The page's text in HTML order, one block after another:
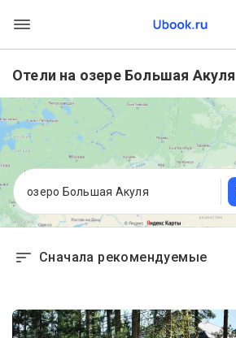
Отели на озере Большая Акуля
озеро Большая Акуля
Сначала рекомендуемые